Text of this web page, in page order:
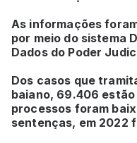
As informações
por meio do sistema
Dados do Poder
Dos casos que
baiano, 69.406
processos foram
sentenças, em 2022